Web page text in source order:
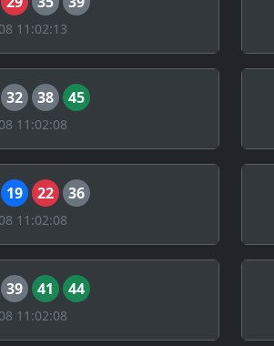
11:02:13
32 38 45
11:02:08
19 22 36
11:02:08
39 41 44
11:02:08